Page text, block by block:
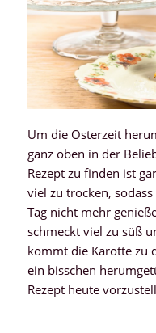
Um die Osterzeit
ganz oben in der
Rezept zu finden ist
viel zu trocken,
Tag nicht mehr
schmeckt viel zu süß
kommt die Karotte zu
ein bisschen
Rezept heute